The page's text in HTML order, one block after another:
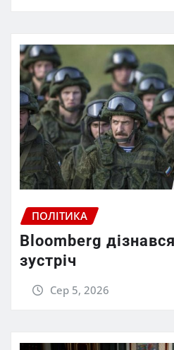
ПОЛІТИКА
Bloomberg
зустріч
Сер 5, 2026